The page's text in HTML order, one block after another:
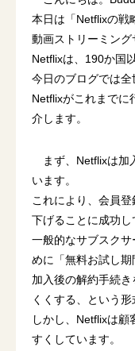
本日は「Netflixの戦
動画ストリーミン
Netflixは、190か国
今日のブログでは
Netflixがこれまでに
介します。
まず、Netflixは加
います。
これにより、会員
下げることに成功し
一般的なサブスク
めに「無料お試し期
加入後の解約手続
くくする、という形
しかし、Netflixは
すくしています。